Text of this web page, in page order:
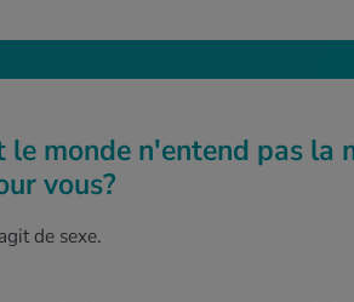
monde n'entend pas la
vous?
de sexe.